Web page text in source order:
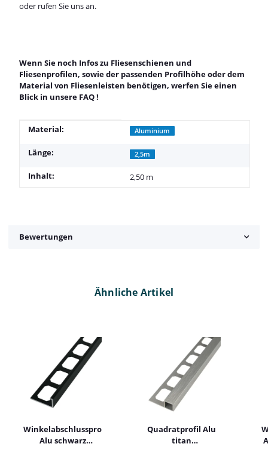
oder rufen Sie uns an.
Wenn Sie noch Infos zu Fliesenschienen und
Fliesenprofilen, sowie der passenden Profilhöhe oder dem
Material von Fliesenleisten benötigen, werfen Sie einen
Blick in unsere FAQ!
Produkteigenschaft
Wert
Material: Aluminium
Länge: 2,5m
Inhalt: 2,50 m
Bewertungen
Ähnliche Artikel
Winkelabschlussprofil
Alu schwarz
Quadratprofil Alu
titan